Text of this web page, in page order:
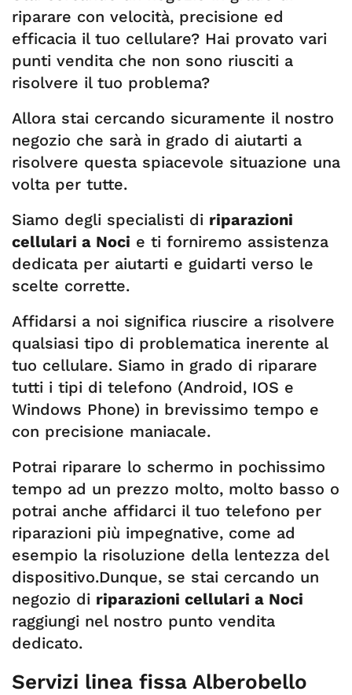
riparare con velocità, precisione ed
efficacia il tuo cellulare? Hai provato vari
punti vendita che non sono riusciti a
risolvere il tuo problema?
Allora stai cercando sicuramente il nostro
negozio che sarà in grado di aiutarti a
risolvere questa spiacevole situazione una
volta per tutte.
Siamo degli specialisti di riparazioni
cellulari a Noci e ti forniremo assistenza
dedicata per aiutarti e guidarti verso le
scelte corrette.
Affidarsi a noi significa riuscire a risolvere
qualsiasi tipo di problematica inerente al
tuo cellulare. Siamo in grado di riparare
tutti i tipi di telefono (Android, IOS e
Windows Phone) in brevissimo tempo e
con precisione maniacale.
Potrai riparare lo schermo in pochissimo
tempo ad un prezzo molto, molto basso o
potrai anche affidarci il tuo telefono per
riparazioni più impegnative, come ad
esempio la risoluzione della lentezza del
dispositivo.Dunque, se stai cercando un
negozio di riparazioni cellulari a Noci
raggiungi nel nostro punto vendita
dedicato.
Servizi linea fissa Alberobello